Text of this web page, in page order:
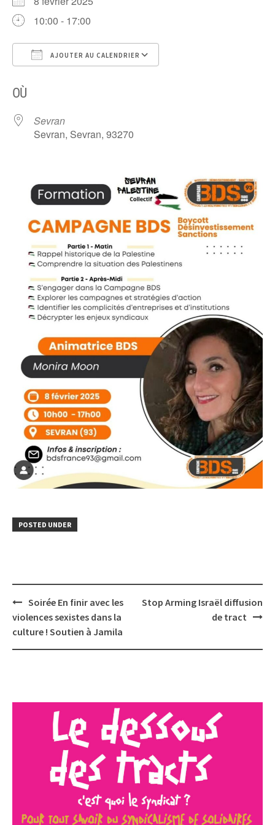
10:00 - 17:00
AJOUTER AU CALENDRIER
OÙ
Sevran
Sevran, Sevran, 93270
POSTED UNDER
Post
navigation
Soirée En finir avec les
violences sexistes dans la
culture ! Soutien à Jamila
Stop Arming Israël diffusion
de tract